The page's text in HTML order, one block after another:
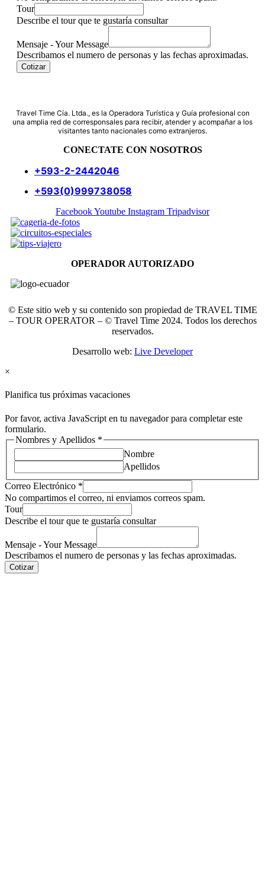
y
Tour
Describe el tour que te gustaría consultar
Mensaje - Your Message
Describamos el numero de personas y las fechas aproximadas.
Cotizar
Travel Time Cía. Ltda., es la Operadora Turística y Guía profesional con
una amplia red de corresponsales para recibir, atender y acompañar a los
visitantes tanto nacionales como extranjeros.
CONECTATE CON NOSOTROS
+593-2-2442046
+593(0)999738058
FacebookYoutube Instagram Tripadvisor
OPERADOR AUTORIZADO
© Este sitio web y su contenido son propiedad de TRAVEL TIME
– TOUR OPERATOR – © Travel Time 2024. Todos los derechos
reservados.
Desarrollo web: Live Developer
×
Planifica tus próximas vacaciones
Por favor, activa JavaScript en tu navegador para completar este
formulario.
Message
Mensaje
Correo
Nombres y Apellidos *
Nombre
Apellidos
Correo Electrónico *
No compartimos el correo, ni enviamos correos spam.
Tour
Describe el tour que te gustaría consultar
Mensaje - Your Message
Describamos el numero de personas y las fechas aproximadas.
Cotizar